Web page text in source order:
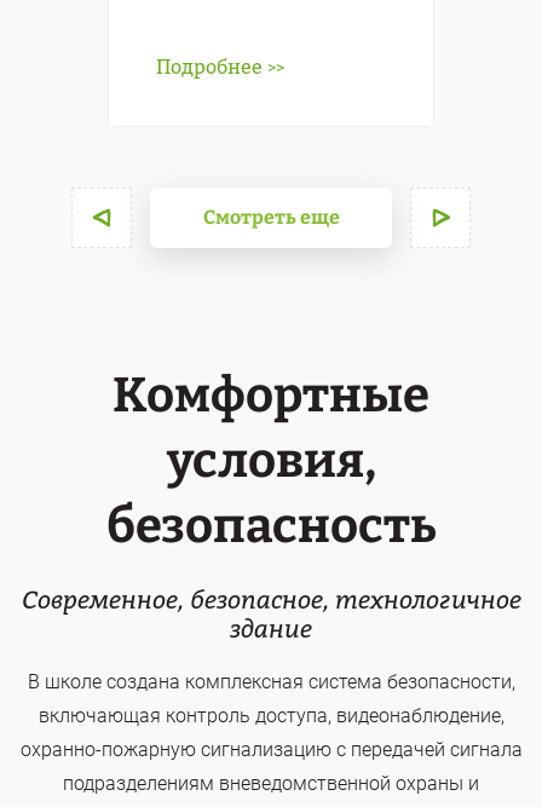
Подробнее >>
Смотреть еще
Комфортные
условия,
безопасность
Современное, безопасное, технологичное
здание
В школе создана комплексная система безопасности,
включающая контроль доступа, видеонаблюдение,
охранно-пожарную сигнализацию с передачей сигнала
подразделениям вневедомственной охраны и